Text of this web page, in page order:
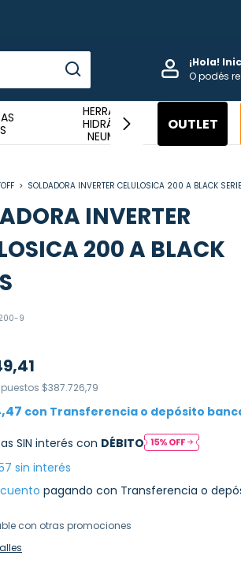
¡Hola!
O podés
HERRAMIENTAS
HIDRÁULICAS Y
NEUMÁTICAS
OUTLET
> SOLDADORA INVERTER CELULOSICA 200 A BLACK
INVERTER
200 A BLACK
9
$387.726,79
con Transferencia o depósito
SIN interés con DÉBITO
sin interés
pagando con Transferencia o
con otras promociones